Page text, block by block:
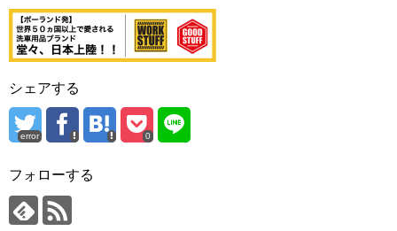
シェアする
error 0
フォローする